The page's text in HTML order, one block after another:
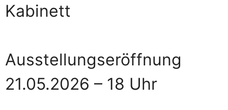
Kabinett
Ausstellungseröffnung
21.05.2026 – 18 Uhr